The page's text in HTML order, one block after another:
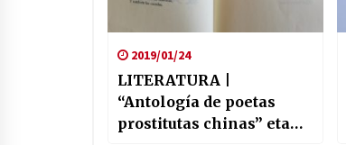
2019/01/24
LITERATURA |
“Antología de poetas
prostitutas chinas” eta